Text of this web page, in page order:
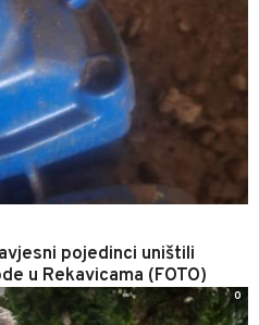
pojedinci uništili
u Rekavicama (FOTO)
0